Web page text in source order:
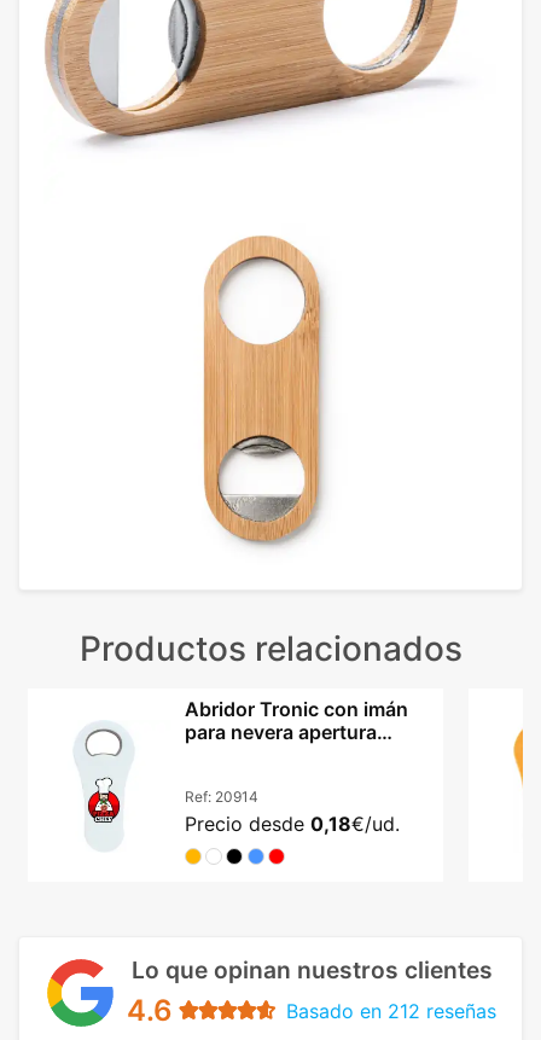
Productos relacionados
Abridor Tronic con imán
para nevera apertura
Ref: 20914
Precio desde 0,18€/ud.
Lo que opinan nuestros clientes
4.6 Basado en 212 reseñas